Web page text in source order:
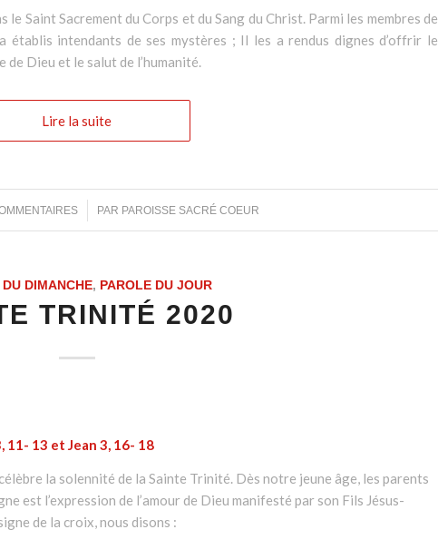
Saint Sacrement du Corps et du Sang du Christ. Parmi les membres de
établis intendants de ses mystères ; Il les a rendus dignes d’offrir le
Dieu et le salut de l’humanité.
Lire la suite
/ PAR PAROISSE SACRÉ COEUR
DIMANCHE, PAROLE DU JOUR
TRINITÉ 2020
11- 13 et Jean 3, 16- 18
la solennité de la Sainte Trinité. Dès notre jeune âge, les parents
est l’expression de l’amour de Dieu manifesté par son Fils Jésus-
de la croix, nous disons :